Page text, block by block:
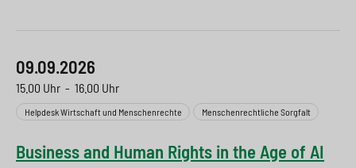
09.09.2026
15.00 Uhr - 16.00 Uhr
Helpdesk Wirtschaft und Menschenrechte Menschenrechtliche Sorgfalt
Business and Human Rights in the Age of AI